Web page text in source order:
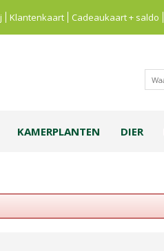
Klantenkaart Cadeaukaart + saldo
KAMERPLANTEN DIER